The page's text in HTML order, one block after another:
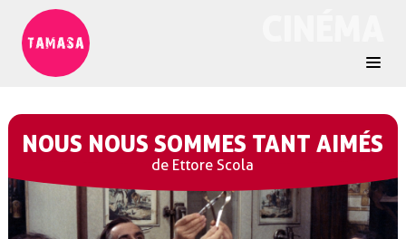
NOUS NOUS SOMMES TANT AIMÉS
de Ettore Scola